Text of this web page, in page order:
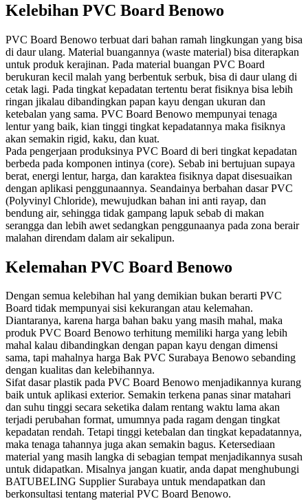
Kelebihan PVC Board Benowo
PVC Board Benowo terbuat dari bahan ramah lingkungan yang bisa
di daur ulang. Material buangannya (waste material) bisa diterapkan
untuk produk kerajinan. Pada material buangan PVC Board
berukuran kecil malah yang berbentuk serbuk, bisa di daur ulang di
cetak lagi. Pada tingkat kepadatan tertentu berat fisiknya bisa lebih
ringan jikalau dibandingkan papan kayu dengan ukuran dan
ketebalan yang sama. PVC Board Benowo mempunyai tenaga
lentur yang baik, kian tinggi tingkat kepadatannya maka fisiknya
akan semakin rigid, kaku, dan kuat.
Pada pengerjaan produksinya PVC Board di beri tingkat kepadatan
berbeda pada komponen intinya (core). Sebab ini bertujuan supaya
berat, energi lentur, harga, dan karaktea fisiknya dapat disesuaikan
dengan aplikasi penggunaannya. Seandainya berbahan dasar PVC
(Polyvinyl Chloride), mewujudkan bahan ini anti rayap, dan
bendung air, sehingga tidak gampang lapuk sebab di makan
serangga dan lebih awet sedangkan penggunaanya pada zona berair
malahan direndam dalam air sekalipun.
Kelemahan PVC Board Benowo
Dengan semua kelebihan hal yang demikian bukan berarti PVC
Board tidak mempunyai sisi kekurangan atau kelemahan.
Diantaranya, karena harga bahan baku yang masih mahal, maka
produk PVC Board Benowo terhitung memiliki harga yang lebih
mahal kalau dibandingkan dengan papan kayu dengan dimensi
sama, tapi mahalnya harga Bak PVC Surabaya Benowo sebanding
dengan kualitas dan kelebihannya.
Sifat dasar plastik pada PVC Board Benowo menjadikannya kurang
baik untuk aplikasi exterior. Semakin terkena panas sinar matahari
dan suhu tinggi secara seketika dalam rentang waktu lama akan
terjadi perubahan format, umumnya pada ragam dengan tingkat
kepadatan rendah. Tetapi tinggi ketebalan dan tingkat kepadatannya,
maka tenaga tahannya juga akan semakin bagus. Ketersediaan
material yang masih langka di sebagian tempat menjadikannya susah
untuk didapatkan. Misalnya jangan kuatir, anda dapat menghubungi
BATUBELING Supplier Surabaya untuk mendapatkan dan
berkonsultasi tentang material PVC Board Benowo.